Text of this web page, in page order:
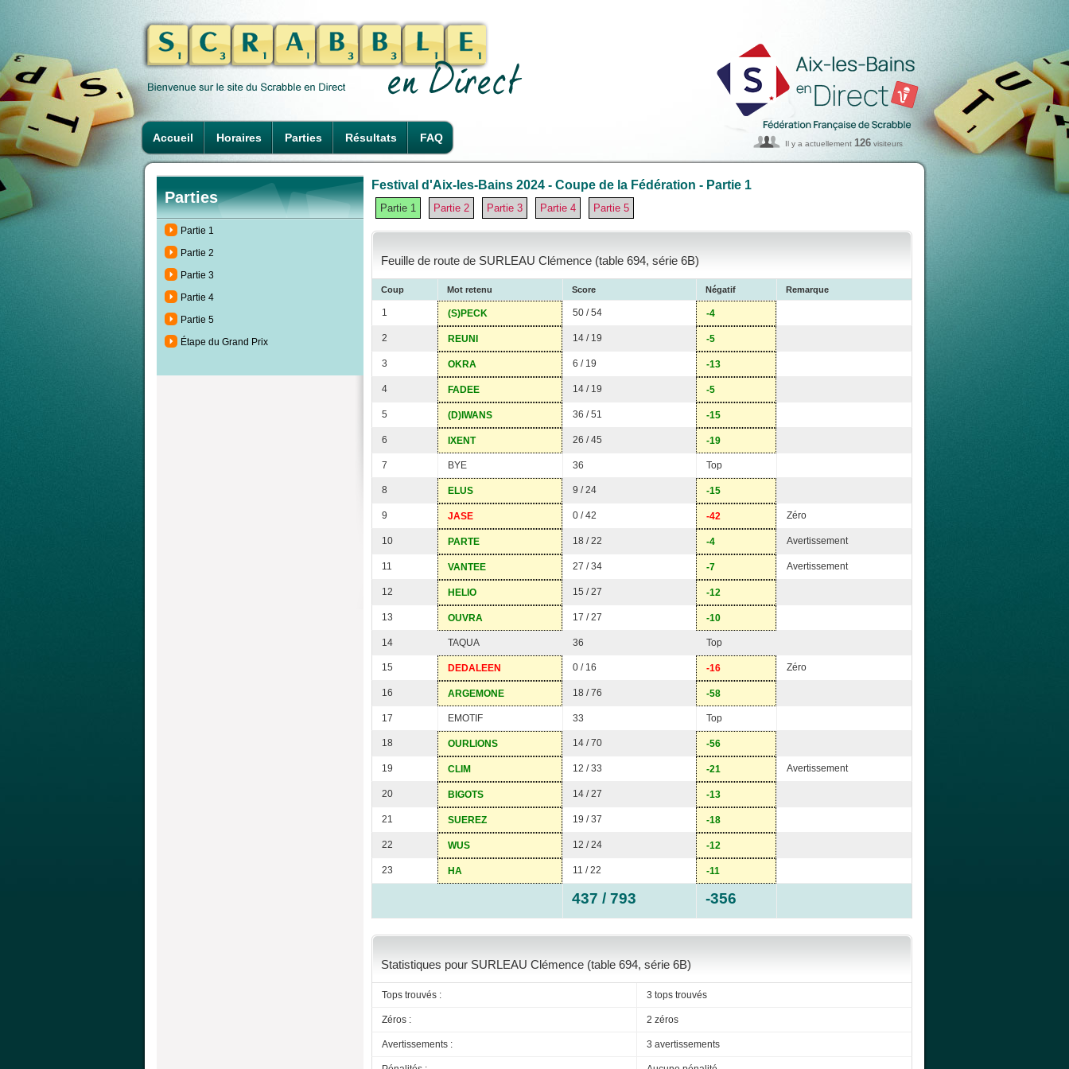
Accueil Horaires Parties Résultats FAQ Il y a actuellement 126 visiteurs
Parties
Partie 1
Partie 2
Partie 3
Partie 4
Partie 5
Étape du Grand Prix
Festival d'Aix-les-Bains 2024 - Coupe de la Fédération - Partie 1
Partie 1 Partie 2 Partie 3 Partie 4 Partie 5
Feuille de route de SURLEAU Clémence (table 694, série 6B)
Coup Mot retenu Score Négatif Remarque
1 (S)PECK 50 / 54 -4
2 REUNI 14 / 19 -5
3 OKRA 6 / 19 -13
4 FADEE 14 / 19 -5
5 (D)IWANS 36 / 51 -15
6 IXENT 26 / 45 -19
7 BYE 36 Top
8 ELUS 9 / 24 -15
9 JASE 0 / 42 -42 Zéro
10 PARTE 18 / 22 -4 Avertissement
11 VANTEE 27 / 34 -7 Avertissement
12 HELIO 15 / 27 -12
13 OUVRA 17 / 27 -10
14 TAQUA 36 Top
15 DEDALEEN 0 / 16 -16 Zéro
16 ARGEMONE 18 / 76 -58
17 EMOTIF 33 Top
18 OURLIONS 14 / 70 -56
19 CLIM 12 / 33 -21 Avertissement
20 BIGOTS 14 / 27 -13
21 SUEREZ 19 / 37 -18
22 WUS 12 / 24 -12
23 HA 11 / 22 -11
437 / 793 -356
Statistiques pour SURLEAU Clémence (table 694, série 6B)
Tops trouvés : 3 tops trouvés
Zéros : 2 zéros
Avertissements : 3 avertissements